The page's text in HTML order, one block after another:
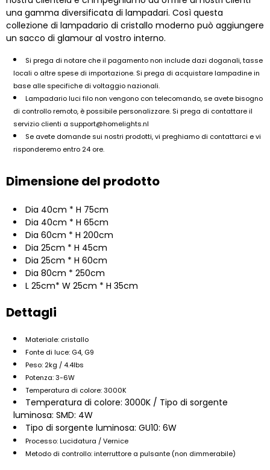
una gamma diversificata di lampadari. Così questa
collezione di lampadario di cristallo moderno può aggiungere
un sacco di glamour al vostro interno.
Si prega di notare che il pagamento non include dazi doganali, tasse
locali o altre spese di importazione. Si prega di acquistare lampadine in
base alle specifiche di voltaggio nazionali.
Lampadario luci filo non vengono con telecomando, se avete bisogno
di controllo remoto, è possibile personalizzare. Si prega di contattare il
servizio clienti a support@homelights.nl
Se avete domande sui nostri prodotti, vi preghiamo di contattarci e vi
risponderemo entro 24 ore.
Dimensione del prodotto
Dia 40cm * H 75cm
Dia 40cm * H 65cm
Dia 60cm * H 200cm
Dia 25cm * H 45cm
Dia 25cm * H 60cm
Dia 80cm * 250cm
L 25cm* W 25cm * H 35cm
Dettagli
Materiale: cristallo
Fonte di luce: G4, G9
Peso: 2kg / 4.4lbs
Potenza: 3-6W
Temperatura di colore: 3000K
Temperatura di colore: 3000K / Tipo di sorgente
luminosa: SMD: 4W
Tipo di sorgente luminosa: GU10: 6W
Processo: Lucidatura / Vernice
Metodo di controllo: interruttore a pulsante (non dimmerabile)